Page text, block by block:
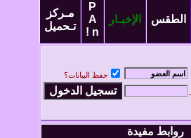
الطقس الإخبـار
P
A
! n
مـركز
تـحميل
حفظ البيانات؟
روابط مفيدة